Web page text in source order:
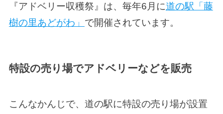
『アドベリー収穫祭』は、毎年6月に道の駅「藤
樹の里あどがわ」 で開催されています。
特設の売り場でアドベリーなどを販売
こんなかんじで、道の駅に特設の売り場が設置